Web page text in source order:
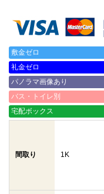
敷金ゼロ
礼金ゼロ
パノラマ画像あり
バス・トイレ別
宅配ボックス
間取り 1K